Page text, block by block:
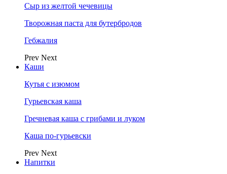
Сыр из желтой чечевицы
Творожная паста для бутербродов
Гебжалия
Prev Next
Каши
Кутья с изюмом
Гурьевская каша
Гречневая каша с грибами и луком
Каша по-гурьевски
Prev Next
Напитки